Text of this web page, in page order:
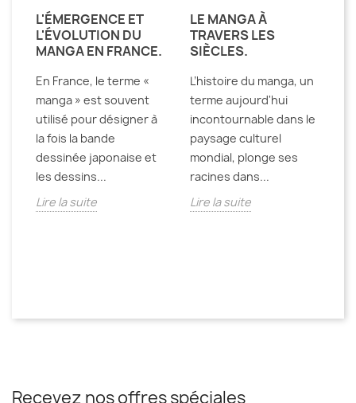
L'ÉMERGENCE ET
L'ÉVOLUTION DU
MANGA EN FRANCE.
En France, le terme «
manga » est souvent
utilisé pour désigner à
la fois la bande
dessinée japonaise et
les dessins...
Lire la suite
LE MANGA À
TRAVERS LES
SIÈCLES.
L’histoire du manga, un
terme aujourd'hui
incontournable dans le
paysage culturel
mondial, plonge ses
racines dans...
Lire la suite
Recevez nos offres spéciales